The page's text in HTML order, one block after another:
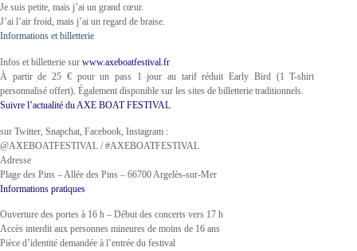
Je suis petite, mais j’ai un grand cœur.
J’ai l’air froid, mais j’ai un regard de braise.
Informations et billetterie
Infos et billetterie sur www.axeboatfestival.fr
À partir de 25 € pour un pass 1 jour au tarif réduit Early Bird (1 T-shirt
personnalisé offert). Également disponible sur les sites de billetterie traditionnels.
Suivre l’actualité du AXE BOAT FESTIVAL
sur Twitter, Snapchat, Facebook, Instagram :
@AXEBOATFESTIVAL / #AXEBOATFESTIVAL
Adresse
Plage des Pins – Allée des Pins – 66700 Argelès-sur-Mer
Informations pratiques
Ouverture des portes à 16 h – Début des concerts vers 17 h
Accès interdit aux personnes mineures de moins de 16 ans
Pièce d’identité demandée à l’entrée du festival